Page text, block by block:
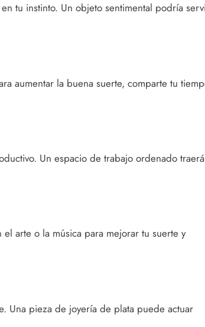
tu instinto. Un objeto sentimental podría
aumentar la buena suerte, comparte tu
Un espacio de trabajo ordenado traerá
arte o la música para mejorar tu suerte y
Una pieza de joyería de plata puede actuar